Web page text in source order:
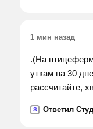
1 мин назад
.(На
уткам на 30
рассчитайте,
S Ответил